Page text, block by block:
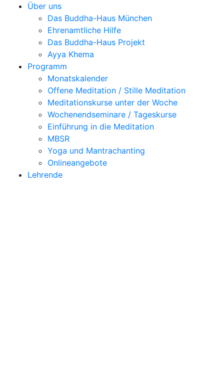
Über uns
Das Buddha-Haus München
Ehrenamtliche Hilfe
Das Buddha-Haus Projekt
Ayya Khema
Programm
Monatskalender
Offene Meditation / Stille Meditation
Meditationskurse unter der Woche
Wochenendseminare / Tageskurse
Einführung in die Meditation
MBSR
Yoga und Mantrachanting
Onlineangebote
Lehrende